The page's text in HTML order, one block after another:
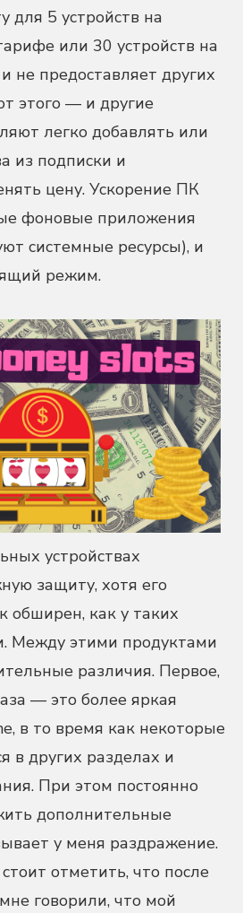
для 5 устройств на
или 30 устройств на
не предоставляет других
этого — и другие
легко добавлять или
из подписки и
цену. Ускорение ПК
фоновые приложения
системные ресурсы), и
режим.
устройствах
защиту, хотя его
обширен, как у таких
Между этими продуктами
различия. Первое,
— это более яркая
в то время как некоторые
в других разделах и
При этом постоянно
дополнительные
у меня раздражение.
отметить, что после
говорили, что мой